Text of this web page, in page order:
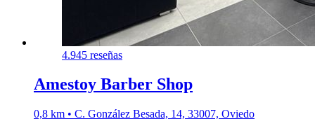
4.945 reseñas
Amestoy Barber Shop
0,8 km • C. González Besada, 14, 33007, Oviedo